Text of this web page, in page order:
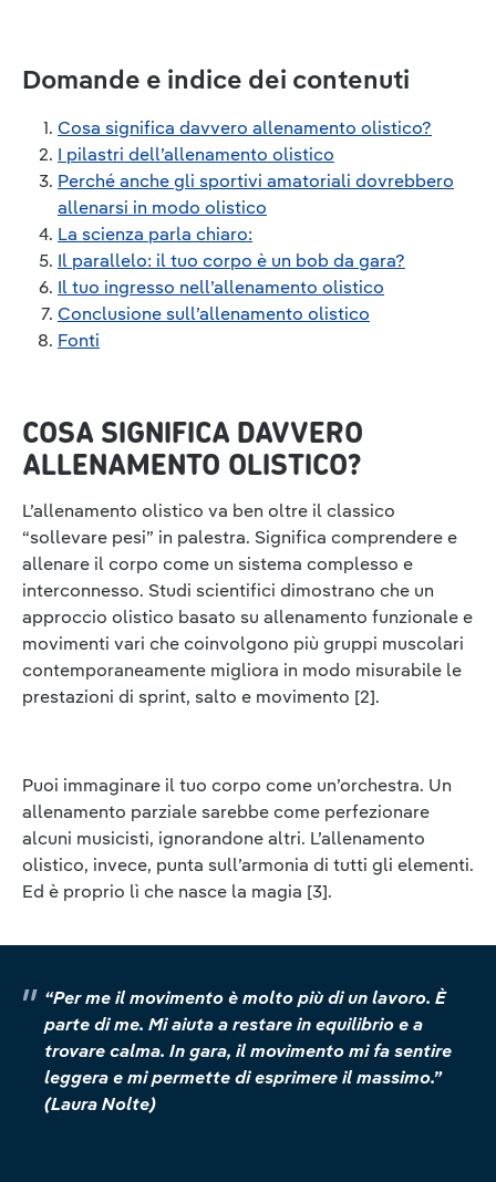
Domande e indice dei contenuti
Cosa significa davvero allenamento olistico?
I pilastri dell’allenamento olistico
Perché anche gli sportivi amatoriali dovrebbero
allenarsi in modo olistico
La scienza parla chiaro:
Il parallelo: il tuo corpo è un bob da gara?
Il tuo ingresso nell’allenamento olistico
Conclusione sull’allenamento olistico
Fonti
COSA SIGNIFICA DAVVERO
ALLENAMENTO OLISTICO?
L’allenamento olistico va ben oltre il classico
“sollevare pesi” in palestra. Significa comprendere e
allenare il corpo come un sistema complesso e
interconnesso. Studi scientifici dimostrano che un
approccio olistico basato su allenamento funzionale e
movimenti vari che coinvolgono più gruppi muscolari
contemporaneamente migliora in modo misurabile le
prestazioni di sprint, salto e movimento [2].
Puoi immaginare il tuo corpo come un’orchestra. Un
allenamento parziale sarebbe come perfezionare
alcuni musicisti, ignorandone altri. L’allenamento
olistico, invece, punta sull’armonia di tutti gli elementi.
Ed è proprio lì che nasce la magia [3].
“Per me il movimento è molto più di un lavoro. È
parte di me. Mi aiuta a restare in equilibrio e a
trovare calma. In gara, il movimento mi fa sentire
leggera e mi permette di esprimere il massimo.”
(Laura Nolte)